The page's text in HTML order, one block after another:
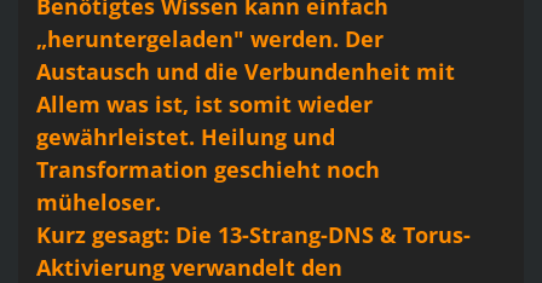
„heruntergeladen" werden. Der
Austausch und die Verbundenheit mit
Allem was ist, ist somit wieder
gewährleistet. Heilung und
Transformation geschieht noch
müheloser.
Kurz gesagt: Die 13-Strang-DNS & Torus-
Aktivierung verwandelt den